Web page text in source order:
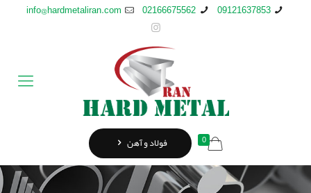
09121637853
02166675562
info@hardmetaliran.com
0 فولاد و آهن